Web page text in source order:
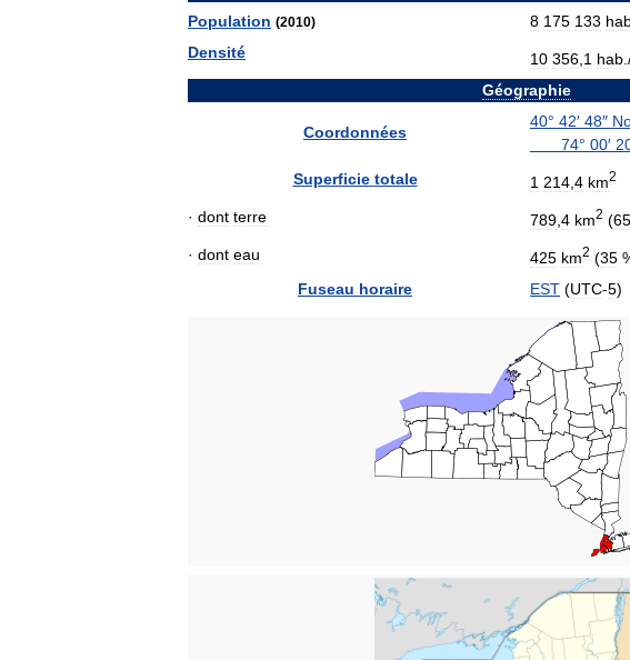
Population (2010) 8 175 133
Densité
10 356 1 hab
Géographie
Coordonnées
40° 42′ 48″
74° 00′
Superficie totale 1 214 4 km2
· dont terre 789 4 km2 (65
· dont eau 425 km2 (35
Fuseau horaire EST (UTC-5)